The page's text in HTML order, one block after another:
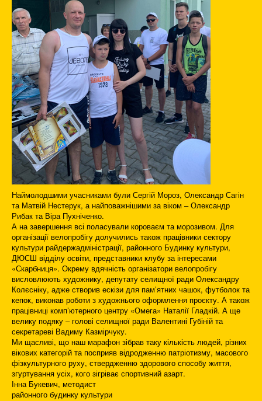
Наймолодшими учасниками були Сергій Мороз, Олександр Сагін
та Матвій Нестерук, а найповажнішими за віком – Олександр
Рибак та Віра Пухніченко.
А на завершення всі поласували короваєм та морозивом. Для
організації велопробігу долучились також працівники сектору
культури райдержадміністрації, районного Будинку культури,
ДЮСШ відділу освіти, представники клубу за інтересами
«Скарбниця». Окрему вдячність організатори велопробігу
висловлюють художнику, депутату селищної ради Олександру
Колєсніку, адже створив ескізи для пам’ятних чашок, футболок та
кепок, виконав роботи з художнього оформлення проєкту. А також
працівниці комп’ютерного центру «Омега» Наталії Гладкій. А ще
велику подяку – голові селищної ради Валентині Губіній та
секретареві Вадиму Казмірчуку.
Ми щасливі, що наш марафон зібрав таку кількість людей, різних
вікових категорій та посприяв відродженню патріотизму, масового
фізкультурного руху, ствердженню здорового способу життя,
згуртування усіх, кого зігріває спортивний азарт.
Інна Букевич, методист
районного будинку культури